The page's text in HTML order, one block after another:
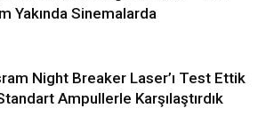
Yakında Sinemalarda
Night Breaker Laser’ı Test Ettik
Ampullerle Karşılaştırdık